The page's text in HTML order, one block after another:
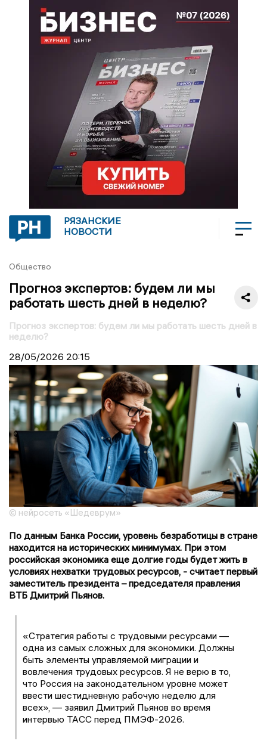
РЯЗАНСКИЕ
НОВОСТИ
Общество
Прогноз экспертов: будем ли мы
работать шесть дней в неделю?
Прогноз экспертов: будем ли мы работать шесть дней в
неделю?
28/05/2026 20:15
© нейросеть «Шедеврум»
По данным Банка России, уровень безработицы в стране
находится на исторических минимумах. При этом
российская экономика еще долгие годы будет жить в
условиях нехватки трудовых ресурсов, - считает первый
заместитель президента – председателя правления
ВТБ Дмитрий Пьянов.
«Стратегия работы с трудовыми ресурсами —
одна из самых сложных для экономики. Должны
быть элементы управляемой миграции и
вовлечения трудовых ресурсов. Я не верю в то,
что Россия на законодательном уровне может
ввести шестидневную рабочую неделю для
всех», — заявил Дмитрий Пьянов во время
интервью ТАСС перед ПМЭФ-2026.